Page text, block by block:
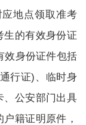
地点领取准考
生的有效身份证
效身份证件包括
行证)、临时身
、公安部门出具
籍证明原件，